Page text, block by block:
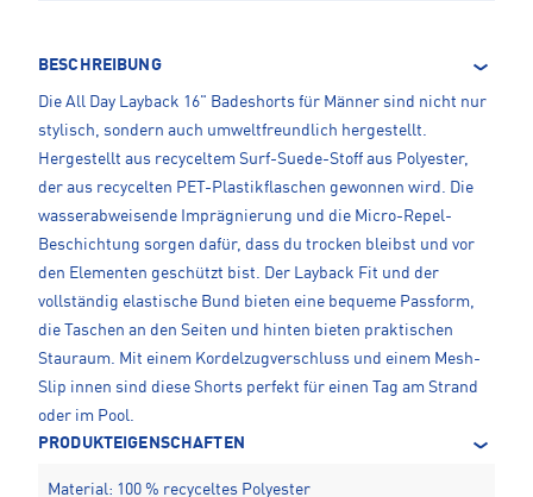
BESCHREIBUNG
Die All Day Layback 16" Badeshorts für Männer sind nicht nur
stylisch, sondern auch umweltfreundlich hergestellt.
Hergestellt aus recyceltem Surf-Suede-Stoff aus Polyester,
der aus recycelten PET-Plastikflaschen gewonnen wird. Die
wasserabweisende Imprägnierung und die Micro-Repel-
Beschichtung sorgen dafür, dass du trocken bleibst und vor
den Elementen geschützt bist. Der Layback Fit und der
vollständig elastische Bund bieten eine bequeme Passform,
die Taschen an den Seiten und hinten bieten praktischen
Stauraum. Mit einem Kordelzugverschluss und einem Mesh-
Slip innen sind diese Shorts perfekt für einen Tag am Strand
oder im Pool.
PRODUKTEIGENSCHAFTEN
Material: 100 % recyceltes Polyester